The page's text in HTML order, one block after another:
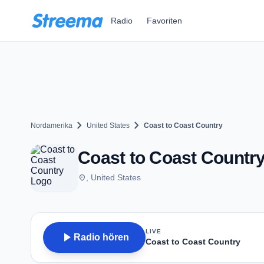
Radio Favoriten
Nordamerika chevron_right United States chevron_right Coast to Coast Country
Coast to Coast
place , United States
play_arrow Radio hören
LIVE
Coast to Coast Country